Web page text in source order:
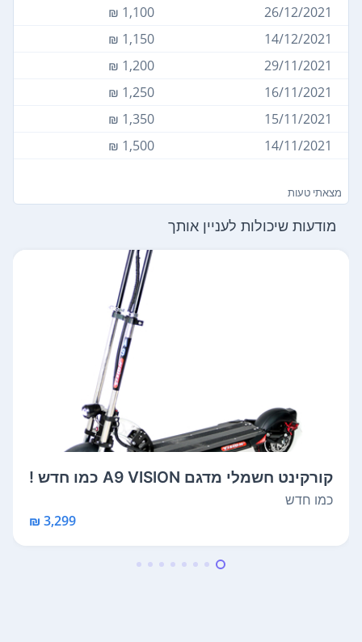
26/12/2021
1,100 ₪
14/12/2021
1,150 ₪
29/11/2021
1,200 ₪
16/11/2021
1,250 ₪
15/11/2021
1,350 ₪
14/11/2021
1,500 ₪
מצאתי טעות
מודעות שיכולות לעניין אותך
קורקינט חשמלי מדגם A9 VISION כמו חדש !
ה...
כמו חדש
3,299 ₪